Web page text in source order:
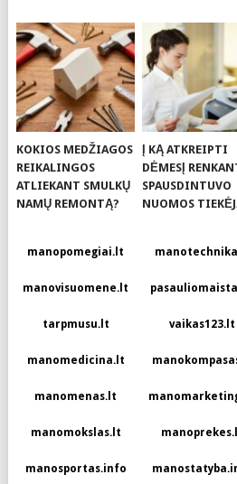
KOKIOS MEDŽIAGOS
REIKALINGOS
ATLIEKANT SMULKŲ
NAMŲ REMONTĄ?
Į KĄ ATKREIPTI
DĖMESĮ
SPAUSDINTUVO
NUOMOS
manopomegiai.lt
manovisuomene.lt
tarpmusu.lt vaikas123.lt
manomedicina.lt
manomenas.lt
manomokslas.lt
manosportas.info